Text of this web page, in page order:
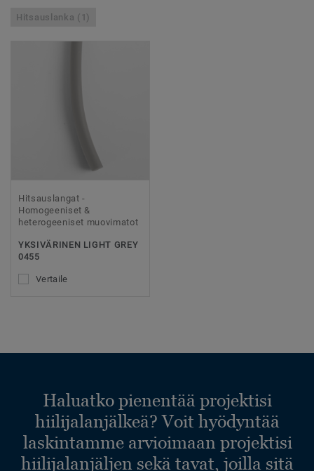
Hitsauslanka (1)
Hitsauslangat -
Homogeeniset &
heterogeeniset muovimatot
YKSIVÄRINEN LIGHT GREY
0455
Vertaile
Haluatko pienentää projektisi
hiilijalanjälkeä? Voit hyödyntää
laskintamme arvioimaan projektisi
hiilijalanjäljen sekä tavat, joilla sitä